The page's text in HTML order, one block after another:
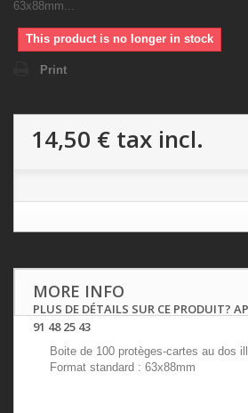
63x88mm...
This product is no longer in stock
Print
14,50 € tax incl.
MORE INFO
PLUS DE DÉTAILS SUR CE PRODUIT?
91 48 25 43
Boite de 100 protèges-cartes au dos
Format standard : 63x88mm